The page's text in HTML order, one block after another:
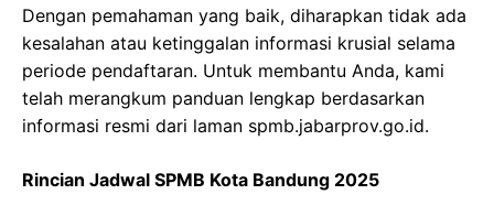
Dengan pemahaman yang baik, diharapkan tidak ada
kesalahan atau ketinggalan informasi krusial selama
periode pendaftaran. Untuk membantu Anda, kami
telah merangkum panduan lengkap berdasarkan
informasi resmi dari laman spmb.jabarprov.go.id.
Rincian Jadwal SPMB Kota Bandung 2025